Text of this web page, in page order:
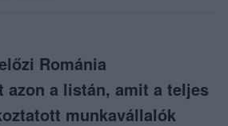
Románia
azon a listán, amit a teljes
munkavállalók